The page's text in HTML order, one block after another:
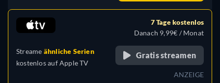
Italienisch
Streame ähnliche Serien
kostenlos aufApple TV
7 Tage kostenlos
Danach 9,99€ / Monat
Gratis streamen
ANZEIGE